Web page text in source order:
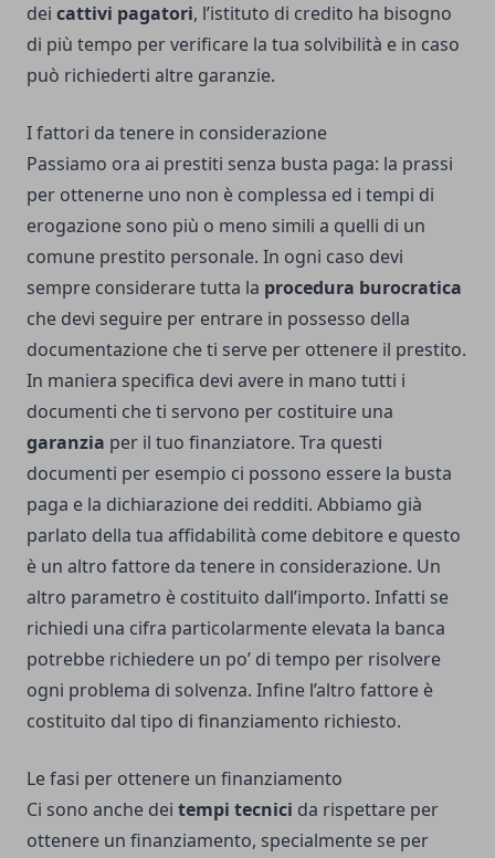
dei cattivi pagatori, l’istituto di credito ha bisogno
di più tempo per verificare la tua solvibilità e in caso
può richiederti altre garanzie.
I fattori da tenere in considerazione
Passiamo ora ai prestiti senza busta paga: la prassi
per ottenerne uno non è complessa ed i tempi di
erogazione sono più o meno simili a quelli di un
comune prestito personale. In ogni caso devi
sempre considerare tutta la procedura burocratica
che devi seguire per entrare in possesso della
documentazione che ti serve per ottenere il prestito.
In maniera specifica devi avere in mano tutti i
documenti che ti servono per costituire una
garanzia per il tuo finanziatore. Tra questi
documenti per esempio ci possono essere la busta
paga e la dichiarazione dei redditi. Abbiamo già
parlato della tua affidabilità come debitore e questo
è un altro fattore da tenere in considerazione. Un
altro parametro è costituito dall’importo. Infatti se
richiedi una cifra particolarmente elevata la banca
potrebbe richiedere un po’ di tempo per risolvere
ogni problema di solvenza. Infine l’altro fattore è
costituito dal tipo di finanziamento richiesto.
Le fasi per ottenere un finanziamento
Ci sono anche dei tempi tecnici da rispettare per
ottenere un finanziamento, specialmente se per